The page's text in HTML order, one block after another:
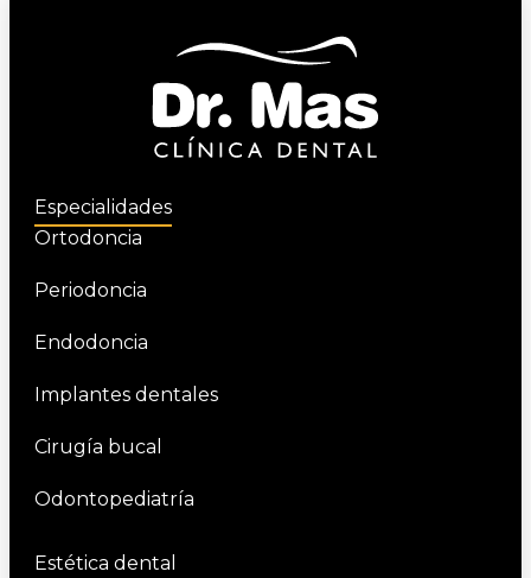
Especialidades
Ortodoncia
Periodoncia
Endodoncia
Implantes dentales
Cirugía bucal
Odontopediatría
Estética dental